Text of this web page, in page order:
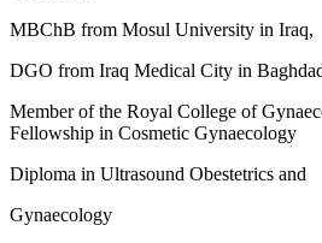
MBChB from Mosul University in Iraq,
DGO from Iraq Medical City in
Member of the Royal College of
Fellowship in Cosmetic Gynaecology
Diploma in Ultrasound Obestetrics and
Gynaecology